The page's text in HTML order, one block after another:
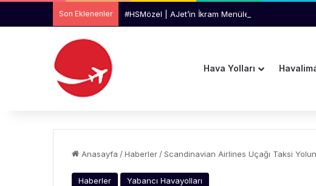
Son Eklenenler #HSMözel | AJet’in İkram Menüleri Yenilendi
Hava Yolları
Anasayfa /Haberler /Scandinavian Airlines Uçağı Taksi
Haberler Yabancı Havayolları